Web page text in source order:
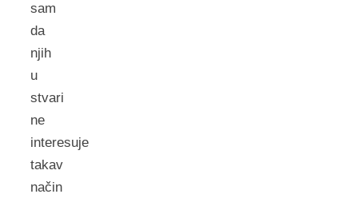
sam
da
njih
u
stvari
ne
interesuje
takav
način